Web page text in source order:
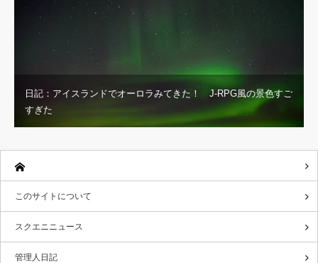
日記：アイスランドでオーロラみてきた！ J-RPG風の景色すご
すぎた
このサイトについて
スクエニニュース
管理人日記